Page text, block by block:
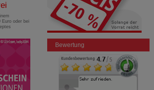
Euro oder bei
Bewertung